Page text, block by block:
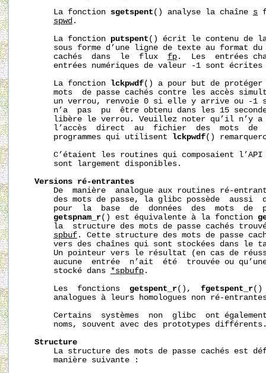
       La fonction
sgetspent () analyse la chaîne s
spwd .
       La fonction
putspent () écrit le contenu de
sous forme d’une ligne de texte au format
       cachés  dans  le  flux
fp .  Les  entrées
entrées numériques de valeur -1 sont
       La fonction
lckpwdf() a pour but de protéger
mots  de passe cachés contre les accès
un verrou, renvoie 0 si elle y arrive ou -1
n’a  pas  pu  être obtenu dans les 15
libère le verrou. Veuillez noter qu’il n’y
l’accès  direct  au  fichier  des  mots  de
       programmes qui utilisent
lckpwdf()
C’étaient les routines qui composaient
       sont largement disponibles.
Versions ré-entrantes
De  manière  analogue aux routines ré-
des mots de passe, la glibc possède  aussi
pour  la  base  de  données  des  mots  de
getspnam_r() est équivalente à la fonction
la  structure des mots de passe cachés
spbuf . Cette structure des mots de passe
vers des chaînes qui sont stockées dans le
Un pointeur vers le résultat (en cas de
aucune  entrée  n’ait  été  trouvée ou
       stocké dans
*spbufp .
       Les  fonctions
getspent_r(), fgetspent_r
analogues à leurs homologues non ré-
Certains  systèmes  non  glibc  ont
noms, souvent avec des prototypes
Structure
La structure des mots de passe cachés est
       manière suivante :